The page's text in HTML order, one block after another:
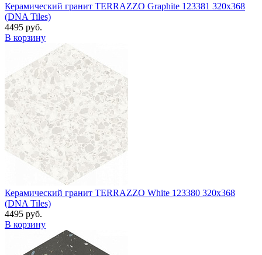
Керамический гранит TERRAZZO Graphite 123381 320x368
(DNA Tiles)
4495 руб.
В корзину
Керамический гранит TERRAZZO White 123380 320x368
(DNA Tiles)
4495 руб.
В корзину